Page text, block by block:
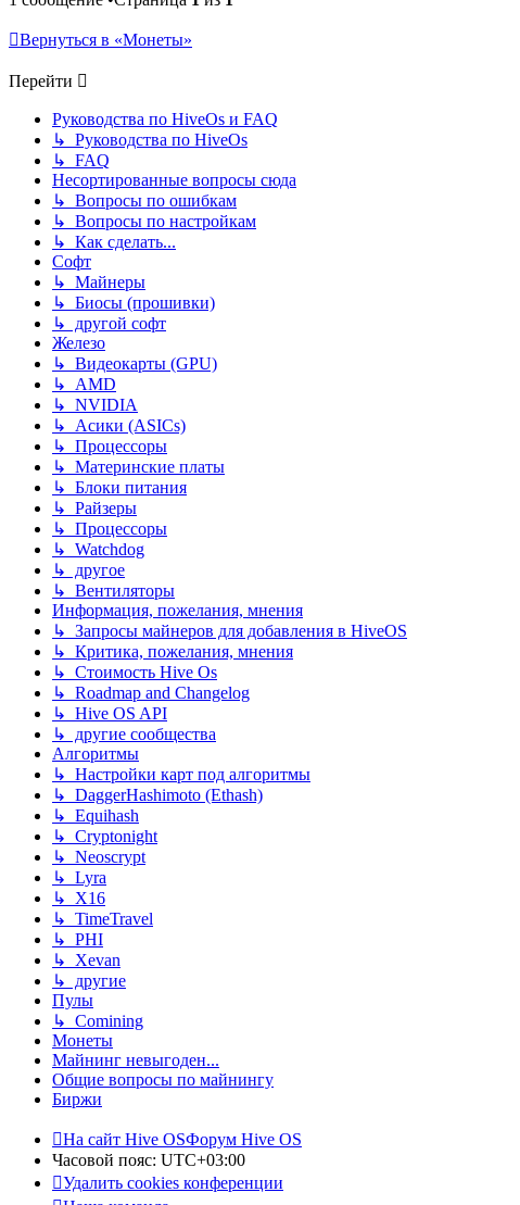
Вернуться в «Монеты»
Перейти
Руководства по HiveOs и FAQ
↳ Руководства по HiveOs
↳ FAQ
Несортированные вопросы сюда
↳ Вопросы по ошибкам
↳ Вопросы по настройкам
↳ Как сделать...
Софт
↳ Майнеры
↳ Биосы (прошивки)
↳ другой софт
Железо
↳ Видеокарты (GPU)
↳ AMD
↳ NVIDIA
↳ Асики (ASICs)
↳ Процессоры
↳ Материнские платы
↳ Блоки питания
↳ Райзеры
↳ Процессоры
↳ Watchdog
↳ другое
↳ Вентиляторы
Информация, пожелания, мнения
↳ Запросы майнеров для добавления в HiveOS
↳ Критика, пожелания, мнения
↳ Стоимость Hive Os
↳ Roadmap and Changelog
↳ Hive OS API
↳ другие сообщества
Алгоритмы
↳ Настройки карт под алгоритмы
↳ DaggerHashimoto (Ethash)
↳ Equihash
↳ Cryptonight
↳ Neoscrypt
↳ Lyra
↳ X16
↳ TimeTravel
↳ PHI
↳ Xevan
↳ другие
Пулы
↳ Comining
Монеты
Майнинг невыгоден...
Общие вопросы по майнингу
Биржи
На сайт Hive OSФорум Hive OS
Часовой пояс: UTC+03:00
Удалить cookies конференции